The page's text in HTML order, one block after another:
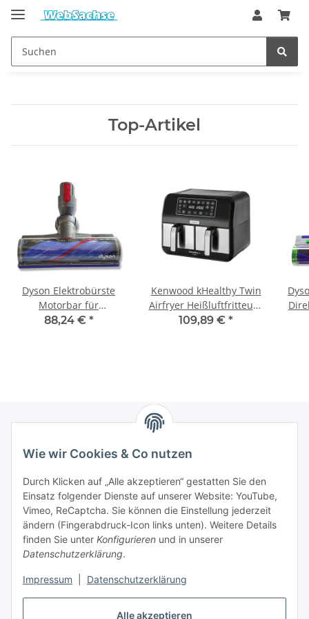
Alle akzeptieren
Wie wir Cookies & Co nutzen
Durch Klicken auf „Alle akzeptieren“ gestatten Sie den
Einsatz folgender Dienste auf unserer Website: YouTube,
Vimeo, ReCaptcha. Sie können die Einstellung jederzeit
ändern (Fingerabdruck-Icon links unten). Weitere Details
finden Sie unter Konfigurieren und in unserer
Datenschutzerklärung.
Impressum Datenschutzerklärung
Top-Artikel
Dyson Elektrobürste
Motorbar für
Modellreihe V8, V10, V11,
88,24 € *
Kenwood kHealthy Twin
Airfryer Heißluftfritteuse
HFM20 schwarz 2x4L109,89 € *
Zahlungsmöglichkeiten
Versandinformationen
Gesetzliche Informationen